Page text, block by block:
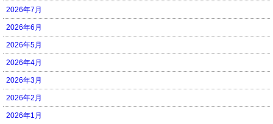
2026年7月
2026年6月
2026年5月
2026年4月
2026年3月
2026年2月
2026年1月